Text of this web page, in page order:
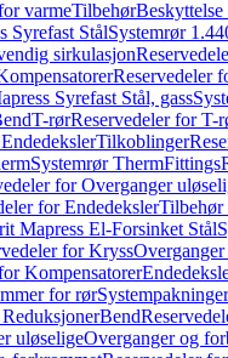
varmeTilbehør
Syrefast StålSystemrør
sirkulasjon
Reservedeler
Syrefast Stål, gass
T-rørReservedeler for T-
Tilkoblinger
Systemrør ThermFittings
for Overganger
for EndedekslerTilbehør
Mapress El-Forsinket Stål
for Kryss
Kompensatorer
for rørSystempakninger
Bend
uløseligeOverganger og